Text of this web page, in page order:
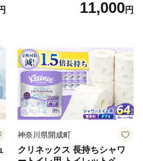
用品 消耗品 無香料 生活用品
11,000円
神奈川県開成町
クリネックス 長持ちシャワ